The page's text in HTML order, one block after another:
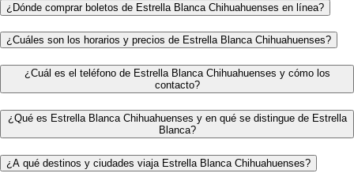
¿Dónde comprar boletos de Estrella Blanca Chihuahuenses en línea?
¿Cuáles son los horarios y precios de Estrella Blanca Chihuahuenses?
¿Cuál es el teléfono de Estrella Blanca Chihuahuenses y cómo los
contacto?
¿Qué es Estrella Blanca Chihuahuenses y en qué se distingue de Estrella
Blanca?
¿A qué destinos y ciudades viaja Estrella Blanca Chihuahuenses?